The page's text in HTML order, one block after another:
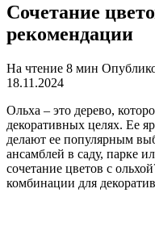
Сочетание
рекомендации
На чтение 8 мин
18.11.2024
Ольха – это дерево,
декоративных целях. Ее
делают ее популярным
ансамблей в саду, парке
сочетание цветов с
комбинации для